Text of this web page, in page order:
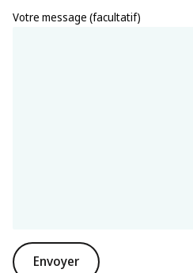
Votre message (facultatif)